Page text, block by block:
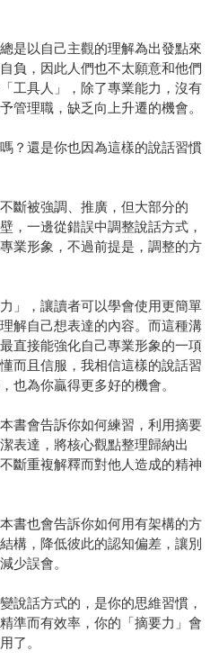
是以自己主觀的理解為出發點來
負，因此人們也不太願意和他們
工具人」，除了專業能力，沒有
管理職，缺乏向上升遷的機會。
？還是你也因為這樣的說話習慣
斷被強調、推廣，但大部分的
，一邊從錯誤中調整說話方式，
業形象，不過前提是，調整的方
」，讓讀者可以學會使用更簡單
解自己想表達的內容。而這種溝
直接能強化自己專業形象的一項
而且信服，我相信這樣的說話習
也為你贏得更多好的機會。
書會告訴你如何練習，利用摘要
表達，將核心觀點整理歸納出
斷重複解釋而對他人造成的精神
書也會告訴你如何用有架構的方
構，降低彼此的認知偏差，讓別
少誤會。
說話方式的，是你的思維習慣，
準而有效率，你的「摘要力」會
了。